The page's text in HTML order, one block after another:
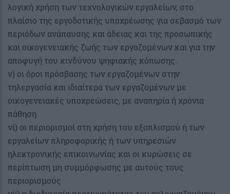
λογική χρήση των τεχνολογικών εργαλείων, στο
πλαίσιο της εργοδοτικής υποχρέωσης για σεβασμό των
περιόδων ανάπαυσης και άδειας και της προσωπικής
και οικογενειακής ζωής των εργαζομένων και για την
αποφυγή του κινδύνου ψηφιακής κόπωσης.
v) οι όροι πρόσβασης των εργαζομένων στην
τηλεργασία και ιδιαίτερα των εργαζομένων με
οικογενειακές υποχρεώσεις, με αναπηρία ή χρόνια
πάθηση
vi) οι περιορισμοί στη χρήση του εξοπλισμού ή των
εργαλείων πληροφορικής ή των υπηρεσιών
ηλεκτρονικής επικοινωνίας και οι κυρώσεις σε
περίπτωση μη συμμόρφωσης με αυτούς τους
περιορισμούς